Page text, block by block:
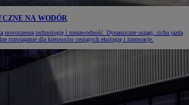
NA WODÓR
nowoczesną technologię i niezawodność. Dynamiczne osiągi, cicha jazda
rozwiązanie dla kierowców ceniących ekologię i innowacje.